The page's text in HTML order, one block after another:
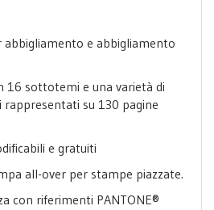
e abbigliamento
16 sottotemi e una varietà di
su 130 pagine
e gratuiti
all-over per stampe piazzate.
con riferimenti PANTONE®